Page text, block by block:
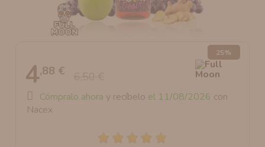
4,88 €
25%
Cómpralo ahora y recíbelo el 11/08/2026 con
Nacex
AROMANIC
ATOMIZADOR DEAD RABBIT RDA